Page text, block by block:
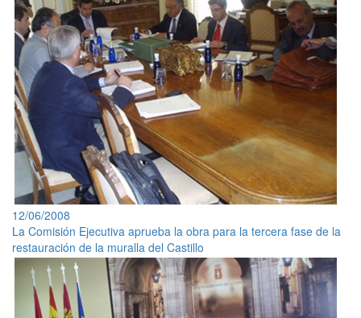
12/06/2008
La Comisión Ejecutiva aprueba la obra para la tercera fase de la
restauración de la muralla del Castillo